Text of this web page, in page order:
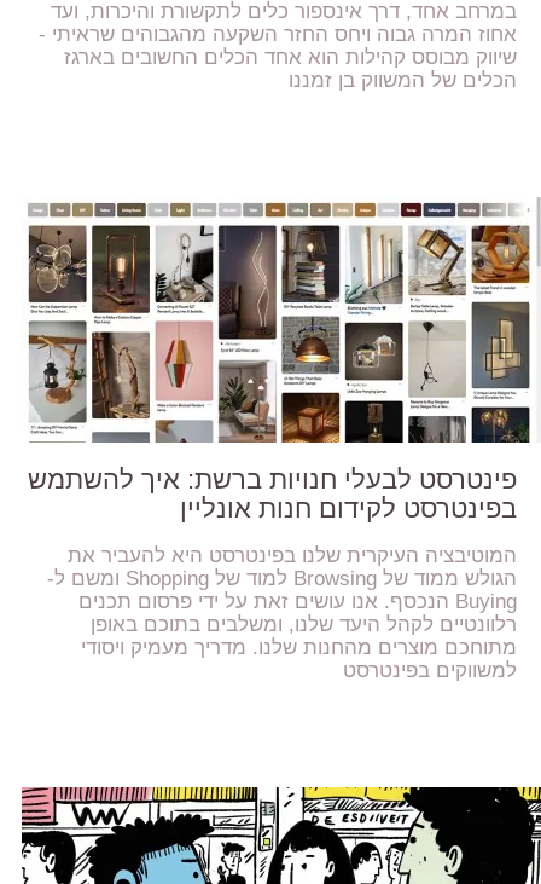
במרחב אחד, דרך אינספור כלים לתקשורת והיכרות, ועד
אחוז המרה גבוה ויחס החזר השקעה מהגבוהים שראיתי -
שיווק מבוסס קהילות הוא אחד הכלים החשובים בארגז
הכלים של המשווק בן זמננו
פינטרסט לבעלי חנויות ברשת: איך להשתמש
בפינטרסט לקידום חנות אונליין
המוטיבציה העיקרית שלנו בפינטרסט היא להעביר את
הגולש ממוד של Browsing למוד של Shopping ומשם ל-
Buying הנכסף. אנו עושים זאת על ידי פרסום תכנים
רלוונטיים לקהל היעד שלנו, ומשלבים בתוכם באופן
מתוחכם מוצרים מהחנות שלנו. מדריך מעמיק ויסודי
למשווקים בפינטרסט